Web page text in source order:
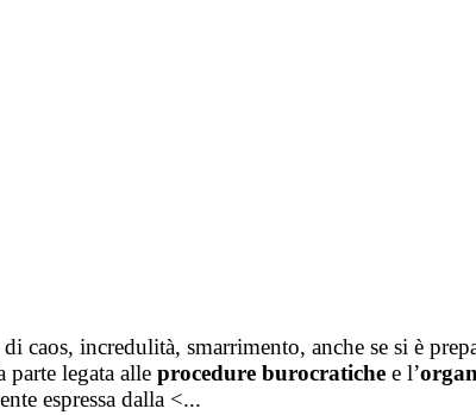
caos, incredulità, smarrimento, anche se si è
parte legata alle procedure burocratiche e l’
espressa dalla <...